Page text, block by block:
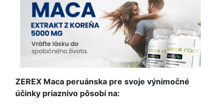
ZEREX Maca peruánska pre svoje výnimočné
účinky priaznivo pôsobí na: